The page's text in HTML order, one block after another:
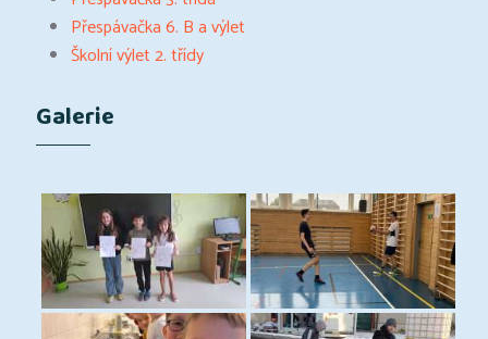
Přespávačka 6. B a výlet
Školní výlet 2. třídy
Galerie